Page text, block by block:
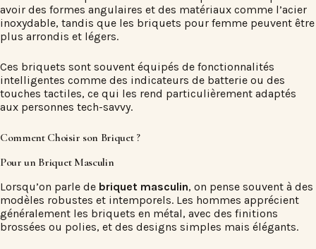
avoir des formes angulaires et des matériaux comme l’acier
inoxydable, tandis que les briquets pour femme peuvent être
plus arrondis et légers.
Ces briquets sont souvent équipés de fonctionnalités
intelligentes comme des indicateurs de batterie ou des
touches tactiles, ce qui les rend particulièrement adaptés
aux personnes tech-savvy.
Comment Choisir son Briquet ?
Pour un Briquet Masculin
Lorsqu’on parle de briquet masculin, on pense souvent à des
modèles robustes et intemporels. Les hommes apprécient
généralement les briquets en métal, avec des finitions
brossées ou polies, et des designs simples mais élégants.